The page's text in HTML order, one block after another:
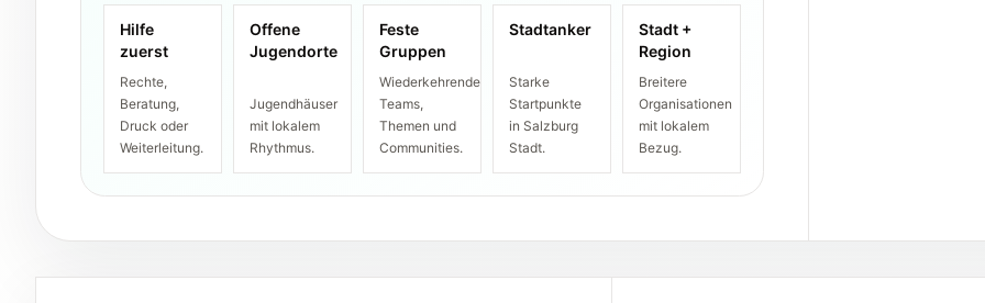
Hilfe
zuerst
Rechte,
Beratung,
Druck oder
Weiterleitung.
Offene
Jugendorte
Jugendhäuser
mit lokalem
Rhythmus.
Feste
Gruppen
Wiederkehrende
Teams,
Themen und
Communities.
Stadtanker
Starke
Startpunkte
in Salzburg
Stadt.
Stadt +
Region
Breitere
Organisationen
mit lokalem
Bezug.